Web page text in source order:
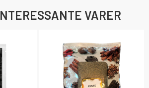
VARER